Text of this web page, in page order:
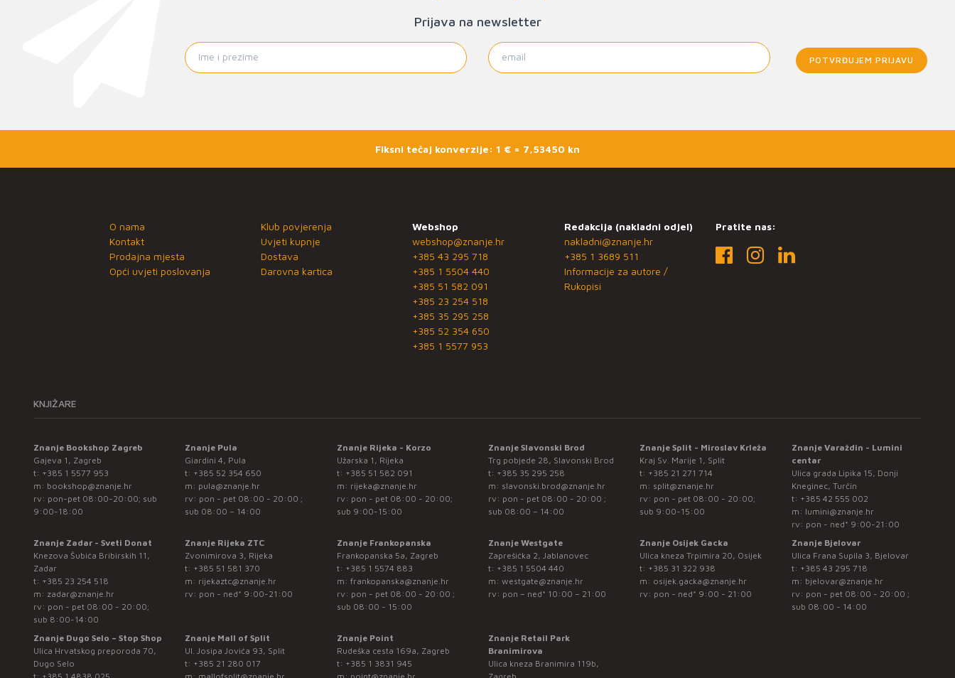
Prijava na newsletter
POTVRĐUJEM PRIJAVU
Fiksni tečaj konverzije: 1 € = 7,53450 kn
O nama
Kontakt
Prodajna mjesta
Opći uvjeti poslovanja
Klub povjerenja
Uvjeti kupnje
Dostava
Darovna kartica
Webshop
webshop@znanje.hr
+385 43 295 718
+385 1 5504 440
+385 51 582 091
+385 23 254 518
+385 35 295 258
+385 52 354 650
+385 1 5577 953
Redakcija (nakladni odjel)
nakladni@znanje.hr
+385 1 3689 511
Informacije za autore /
Rukopisi
Pratite nas:
KNJIŽARE
Znanje Bookshop Zagreb
Gajeva 1, Zagreb
t: +385 1 5577 953
m: bookshop@znanje.hr
rv: pon-pet 08:00-20:00; sub
9:00-18:00
Znanje Pula
Giardini 4, Pula
t: +385 52 354 650
m: pula@znanje.hr
rv: pon - pet 08:00 - 20:00 ;
sub 08:00 – 14:00
Znanje Rijeka - Korzo
Užarska 1, Rijeka
t: +385 51 582 091
m: rijeka@znanje.hr
rv: pon - pet 08:00 - 20:00;
sub 9:00-15:00
Znanje Slavonski Brod
Trg pobjede 28, Slavonski Brod
t: +385 35 295 258
m: slavonski.brod@znanje.hr
rv: pon - pet 08:00 - 20:00 ;
sub 08:00 – 14:00
Znanje Split - Miroslav Krleža
Kraj Sv. Marije 1, Split
t: +385 21 271 714
m: split@znanje.hr
rv: pon - pet 08:00 - 20:00;
sub 9:00-15:00
Znanje Varaždin - Lumini
centar
Ulica grada Lipika 15, Donji
Kneginec, Turčin
t: +385 42 555 002
m: lumini@znanje.hr
rv: pon - ned* 9:00-21:00
Znanje Zadar - Sveti Donat
Knezova Šubića Bribirskih 11,
Zadar
t: +385 23 254 518
m: zadar@znanje.hr
rv: pon - pet 08:00 - 20:00;
sub 8:00-14:00
Znanje Rijeka ZTC
Zvonimirova 3, Rijeka
t: +385 51 581 370
m: rijekaztc@znanje.hr
rv: pon - ned* 9:00-21:00
Znanje Frankopanska
Frankopanska 5a, Zagreb
t: +385 1 5574 883
m: frankopanska@znanje.hr
rv: pon - pet 08:00 - 20:00 ;
sub 08:00 - 15:00
Znanje Westgate
Zaprešićka 2, Jablanovec
t: +385 1 5504 440
m: westgate@znanje.hr
rv: pon – ned* 10:00 – 21:00
Znanje Osijek Gacka
Ulica kneza Trpimira 20, Osijek
t: +385 31 322 938
m: osijek.gacka@znanje.hr
rv: pon - ned* 9:00 - 21:00
Znanje Bjelovar
Ulica Frana Supila 3, Bjelovar
t: +385 43 295 718
m: bjelovar@znanje.hr
rv: pon - pet 08:00 - 20:00 ;
sub 08:00 - 14:00
Znanje Dugo Selo – Stop Shop
Ulica Hrvatskog preporoda 70,
Dugo Selo
Znanje Mall of Split
Ul. Josipa Jovića 93, Split
t: +385 21 280 017
Znanje Point
Rudeška cesta 169a, Zagreb
t: +385 1 3831 945
Znanje Retail Park
Branimirova
Ulica kneza Branimira 119b,